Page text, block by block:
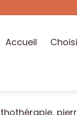
Accueil